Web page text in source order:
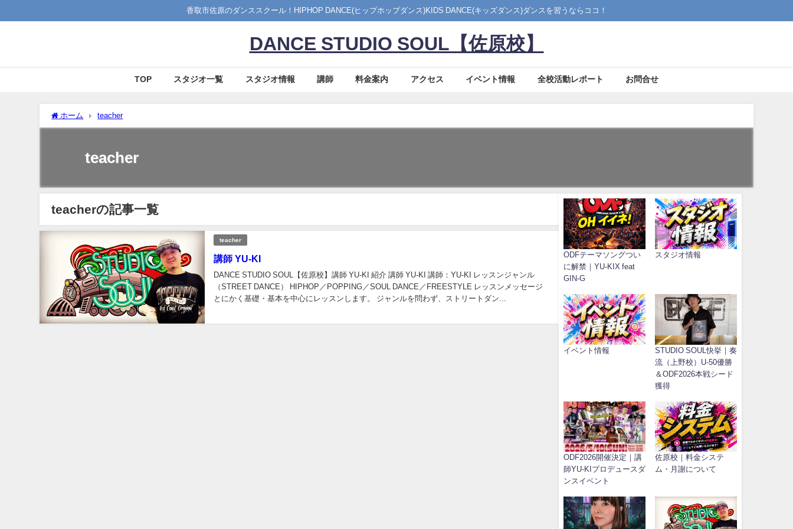
香取市佐原のダンススクール！HIPHOP DANCE(ヒップホップダンス)KIDS DANCE(キッズダンス)ダンスを習うならココ！
DANCE STUDIO SOUL【佐原校】
TOP スタジオ一覧 スタジオ情報 講師 料金案内 アクセス イベント情報 全校活動レポート お問合せ
ホーム teacher
teacher
teacherの記事一覧
teacher
講師 YU-KI
DANCE STUDIO SOUL【佐原校】講師 YU-KI 紹介 講師 YU-KI 講師：YU-KI レッスンジャンル
（STREET DANCE） HIPHOP／POPPING／SOUL DANCE／FREESTYLE レッスンメッセージ
とにかく基礎・基本を中心にレッスンします。 ジャンルを問わず、ストリートダン...
ODFテーマソングつい
に解禁｜YU-KIX feat
GIN-G
スタジオ情報
イベント情報
STUDIO SOUL快挙｜奏
流（上野校）U-50優勝
＆ODF2026本戦シード
獲得
ODF2026開催決定｜講
師YU-KIプロデュースダ
ンスイベント
佐原校｜料金システ
ム・月謝について